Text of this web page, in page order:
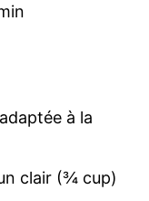
à la
clair (¾ cup)